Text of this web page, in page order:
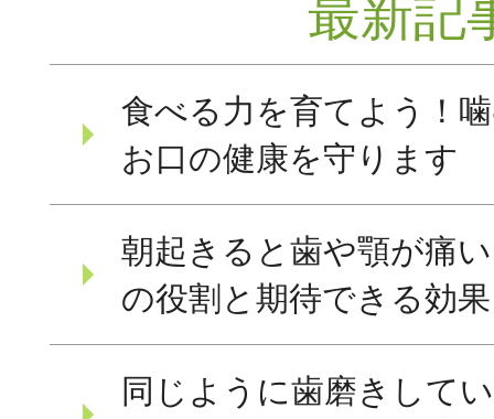
最新記
食べる力を育てよう！
お口の健康を守ります
朝起きると歯や顎が痛
の役割と期待できる効果
同じように歯磨きして